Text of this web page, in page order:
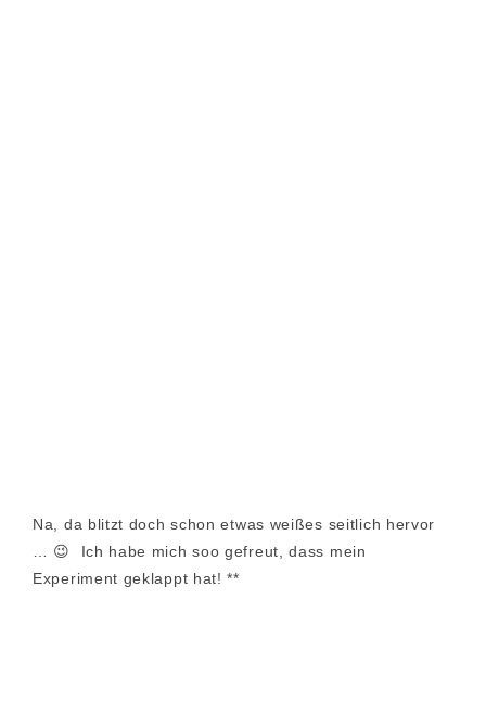
Na, da blitzt doch schon etwas weißes seitlich hervor
… 😉 Ich habe mich soo gefreut, dass mein
Experiment geklappt hat! **